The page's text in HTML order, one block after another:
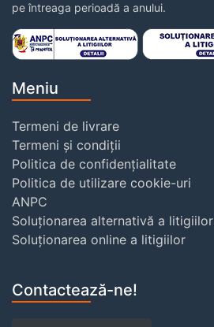
pe întreaga perioadă a anului.
Meniu
Termeni de livrare
Termeni și condiții
Politica de confidențialitate
Politica de utilizare cookie-uri
ANPC
Soluționarea alternativă a litigiilor
Soluționarea online a litigiilor
Contactează-ne!